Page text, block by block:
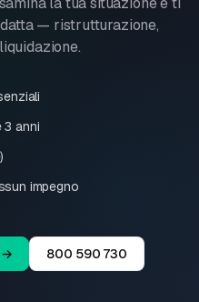
— ristrutturazione,
3 anni
impegno
→ 800 590 730